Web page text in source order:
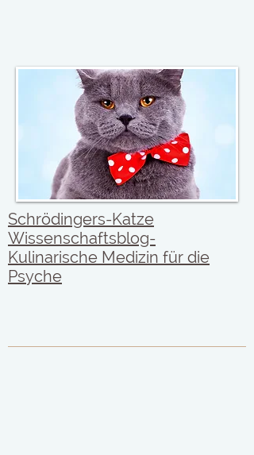
Schrödingers-Katze
Wissenschaftsblog-
Kulinarische Medizin für die
Psyche